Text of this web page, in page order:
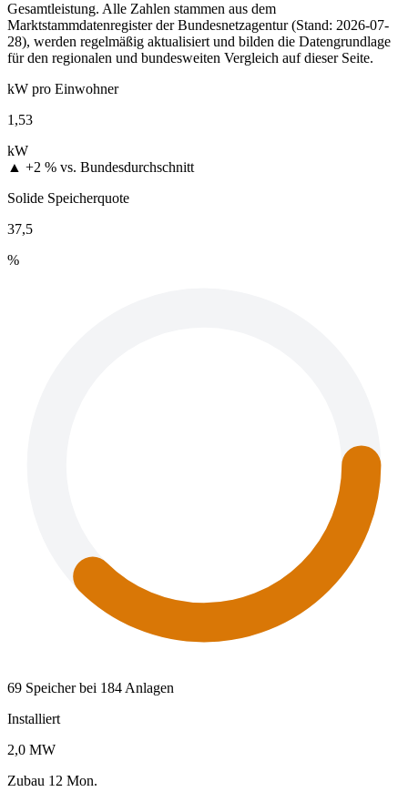
Gesamtleistung. Alle Zahlen stammen aus dem
Marktstammdatenregister der Bundesnetzagentur (Stand: 2026-07-
28), werden regelmäßig aktualisiert und bilden die Datengrundlage
für den regionalen und bundesweiten Vergleich auf dieser Seite.
kW pro Einwohner
1,53
kW
▲ +2 % vs. Bundesdurchschnitt
Solide Speicherquote
37,5
%
69 Speicher bei 184 Anlagen
Installiert
2,0 MW
Zubau 12 Mon.